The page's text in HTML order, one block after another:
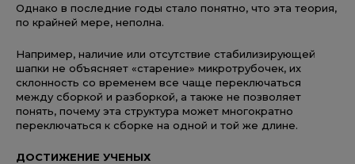
Однако в последние годы стало понятно, что эта теория,
по крайней мере, неполна.
Например, наличие или отсутствие стабилизирующей
шапки не объясняет «старение» микротрубочек, их
склонность со временем все чаще переключаться
между сборкой и разборкой, а также не позволяет
понять, почему эта структура может многократно
переключаться к сборке на одной и той же длине.
ДОСТИЖЕНИЕ УЧЕНЫХ